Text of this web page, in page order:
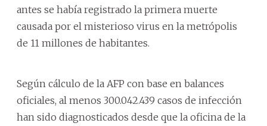
antes se había registrado la primera muerte
causada por el misterioso virus en la metrópolis
de 11 millones de habitantes.
Según cálculo de la AFP con base en balances
oficiales, al menos 300.042.439 casos de infección
han sido diagnosticados desde que la oficina de la